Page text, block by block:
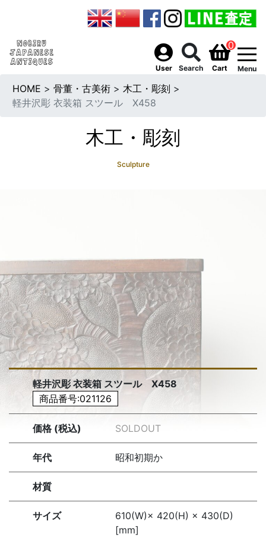
User Search
0
Cart Menu
HOME > 骨董・古美術 > 木工・彫刻 >
軽井沢彫 衣装箱 スツール X458
木工・彫刻
Sculpture
軽井沢彫 衣装箱 スツール X458
商品番号:021126
価格 (税込) SOLDOUT
年代 昭和初期か
材質
サイズ
610(W)× 420(H) × 430(D)
[mm]